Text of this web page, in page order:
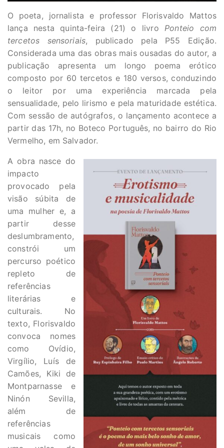
O poeta, jornalista e professor Florisvaldo Mattos
lança nesta quinta-feira (21) o livro Ponteio com
tercetos sensoriais, publicado pela P55 Edição.
Considerada uma das obras mais ousadas do autor, a
publicação apresenta um longo poema erótico
composto por 60 tercetos e 180 versos, conduzindo
o leitor por uma experiência marcada pela
sensualidade, pelo lirismo e pela maturidade estética.
Com sessão de autógrafos, o lançamento acontece a
partir das 17h, no Boteco Português, no bairro do Rio
Vermelho, em Salvador.
A obra nasce do
impacto
provocado pela
visão súbita de
uma mulher e, a
partir desse
deslumbramento,
constrói um
percurso poético
repleto de
referências
literárias e
culturais. No
texto, Florisvaldo
convoca nomes
como Ovídio,
Virgílio, Luís de
Camões, Kiki de
Montparnasse e
Ninón Sevilla,
além de
referências
musicais como